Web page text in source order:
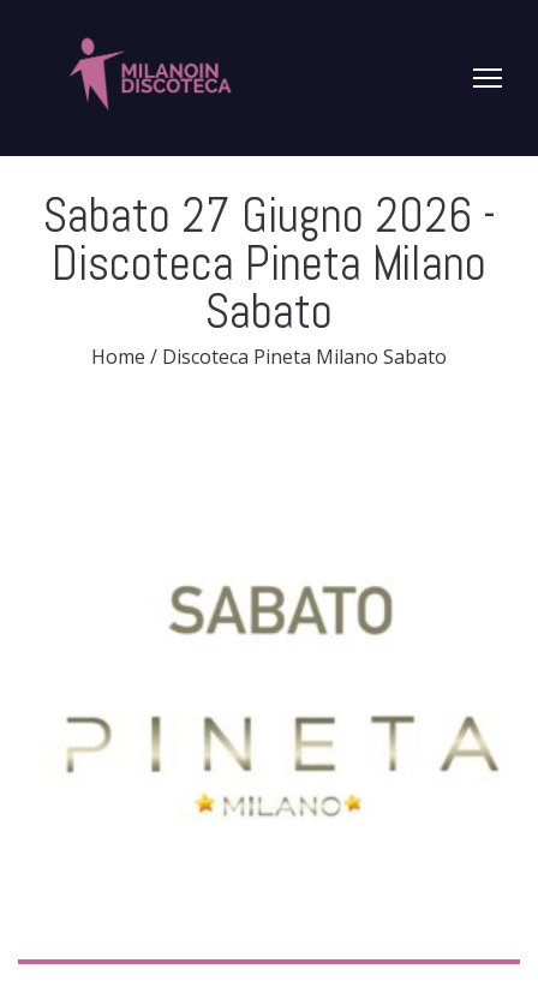
Sabato 27 Giugno 2026 -
Discoteca Pineta Milano
Sabato
Home / Discoteca Pineta Milano Sabato